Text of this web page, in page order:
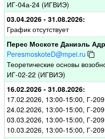
ИГ-04а-24 (ИГВИЭ)
03.04.2026 - 31.08.2026:
График отсутствует
Перес Москоте Даниэль
PeresmoskoteD@mpei.ru
Теоретические основы
ИГ-02-22 (ИГВИЭ)
16.02.2026 - 31.08.2026:
17.02.2026, 13:00-15:00, Г-
24.02.2026, 13:00-15:00, Г-
03.03.2026, 13:00-15:00, Г-
10.03.2026, 13:00-15:00, Г-